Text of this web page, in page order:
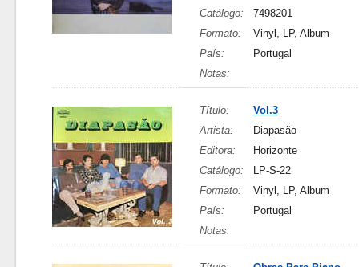
Catálogo:
7498201
Formato:
Vinyl, LP, Album
País:
Portugal
Notas:
Título:
Vol.3
Artista:
Diapasão
Editora:
Horizonte
Catálogo:
LP-S-22
Formato:
Vinyl, LP, Album
País:
Portugal
Notas: